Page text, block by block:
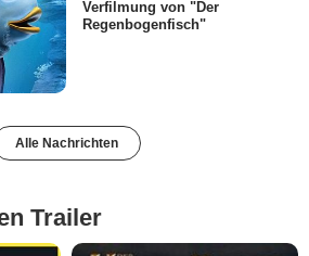
Verfilmung von "Der
Regenbogenfisch"
Alle Nachrichten
Trailer